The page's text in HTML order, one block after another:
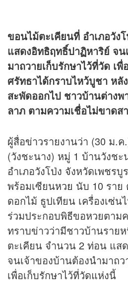
ขอนไม้ตะเคียนที่ อำเภอวัง
แสดงอิทธิฤทธิ์ปาฏิหาริย์ จ
มาถวายเก็บรักษาไว้ที่วัด เ
ศรัทธาได้กราบไหว้บูชา หลัง
สะพัดออกไป ชาวบ้านต่าง
ลาภ ตามความเชื่อไม่ขาดส
ผู้สื่อข่าวรายงานว่า (30 ม.
(วังชะนาง) หมู่ 1 บ้านวังชะ
อำเภอวังโป่ง จังหวัดเพชร
พร้อมเซียนหวย นับ 10 ราย
ดอกไม้ ธูปเทียน เครื่องเซ่น
ร่วมประกอบพิธีขอหวยตาม
ทราบข่าวว่ามีชาวบ้านราย
ตะเคียน จำนวน 2 ท่อน แส
จนเจ้าของบ้านต้องนำมาถว
เพื่อเก็บรักษาไว้ที่วัดแห่งนี้